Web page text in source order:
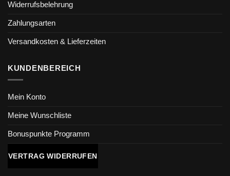
Widerrufsbelehrung
Zahlungsarten
Versandkosten & Lieferzeiten
KUNDENBEREICH
Mein Konto
Meine Wunschliste
Bonuspunkte Programm
VERTRAG WIDERRUFEN